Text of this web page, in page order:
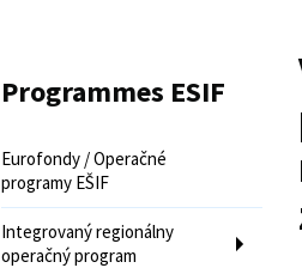
Programmes ESIF
Eurofondy / Operačné
programy EŠIF
Integrovaný regionálny
operačný program